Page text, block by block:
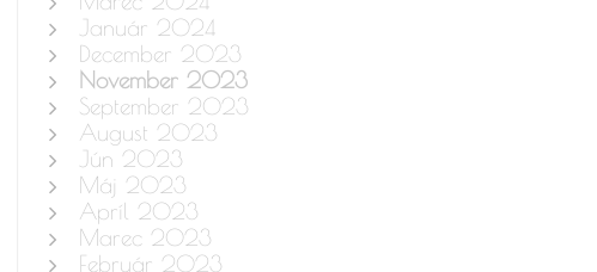
Január 2024
December 2023
November 2023
September 2023
August 2023
Jún 2023
Máj 2023
Apríl 2023
Marec 2023
Február 2023